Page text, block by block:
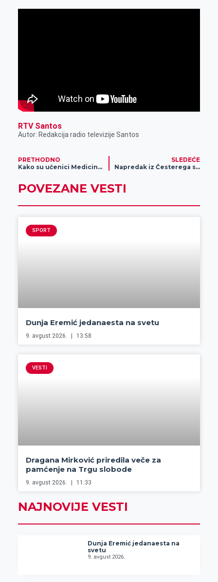
RTV Santos
Autor: Redakcija radio televizije Santos
PRETHODNO
Kako su učenici Medicinske škole dočekali početak školske godine?
SLEDEĆE
Napredak iz Česterega slavio na Bagljašu
POVEZANE VESTI
SPORT
Dunja Eremić jedanaesta na svetu
9. avgust 2026. 13:58
VESTI
Dragana Mirković priredila veče za
pamćenje na Trgu slobode
9. avgust 2026. 11:33
NAJNOVIJE VESTI
Dunja Eremić jedanaesta na
svetu
9. avgust 2026.